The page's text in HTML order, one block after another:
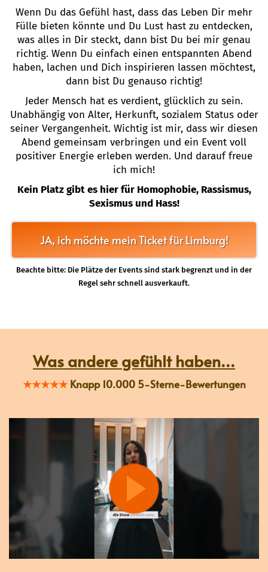
Wenn Du das Gefühl hast, dass das Leben Dir mehr
Fülle bieten könnte und Du Lust hast zu entdecken,
was alles in Dir steckt, dann bist Du bei mir genau
richtig. Wenn Du einfach einen entspannten Abend
haben, lachen und Dich inspirieren lassen möchtest,
dann bist Du genauso richtig!
Jeder Mensch hat es verdient, glücklich zu sein.
Unabhängig von Alter, Herkunft, sozialem Status oder
seiner Vergangenheit. Wichtig ist mir, dass wir diesen
Abend gemeinsam verbringen und ein Event voll
positiver Energie erleben werden. Und darauf freue
ich mich!
Kein Platz gibt es hier für Homophobie, Rassismus,
Sexismus und Hass!
JA, ich möchte mein Ticket für Limburg!
Beachte bitte: Die Plätze der Events sind stark begrenzt und in der
Regel sehr schnell ausverkauft.
Was andere gefühlt haben...
★★★★★Knapp 10.000 5-Sterne-Bewertungen